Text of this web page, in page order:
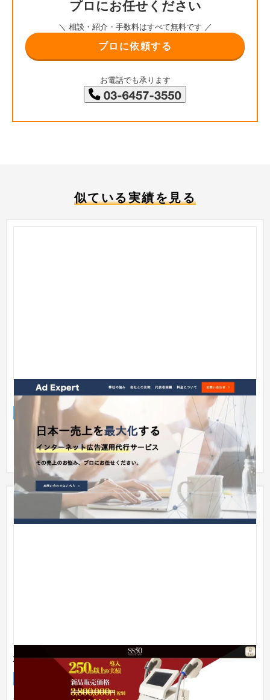
プロにお任せください
＼ 相談・紹介・手数料はすべて無料です ／
プロに依頼する
お電話でも承ります
似ている実績を見る
アドエキスパート
サービスサイト IT・Webサービス
ブランディングを意識したビジネス寄りのデザインを意識しま
した。
株式会社crave
エステ・ネイル 〜30万円